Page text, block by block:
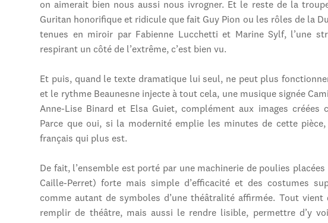
on aimerait bien nous aussi nous ivrogner. Et le reste de la
Guritan honorifique et ridicule que fait Guy Pion ou les rôles de la
tenues en miroir par Fabienne Lucchetti et Marine Sylf, l’une
respirant un côté de l’extrême, c’est bien vu.
Et puis, quand le texte dramatique lui seul, ne peut plus
et le rythme Beaunesne injecte à tout cela, une musique signée
Anne-Lise Binard et Elsa Guiet, complément aux images créées
Parce que oui, si la modernité emplie les minutes de cette
français qui plus est.
De fait, l’ensemble est porté par une machinerie de poulies
Caille-Perret) forte mais simple d’efficacité et des costumes
comme autant de symboles d’une théâtralité affirmée. Tout vient
remplir de théâtre, mais aussi le rendre lisible, permettre d’y